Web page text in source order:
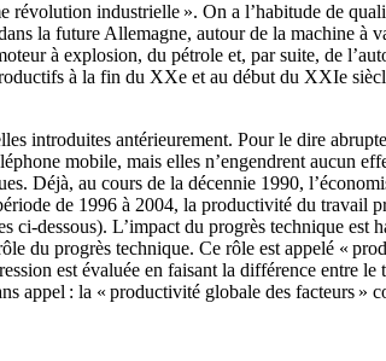
révolution industrielle ». On a l’habitude de
la future Allemagne, autour de la machine à
à explosion, du pétrole et, par suite, de
à la fin du XXe et au début du XXIe
introduites antérieurement. Pour le dire
mobile, mais elles n’engendrent aucun
Déjà, au cours de la décennie 1990,
de 1996 à 2004, la productivité du travail
dessous). L’impact du progrès technique est
du progrès technique. Ce rôle est appelé «
est évaluée en faisant la différence entre
appel : la « productivité globale des facteurs